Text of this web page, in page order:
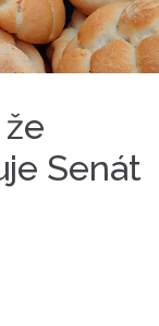
Senát